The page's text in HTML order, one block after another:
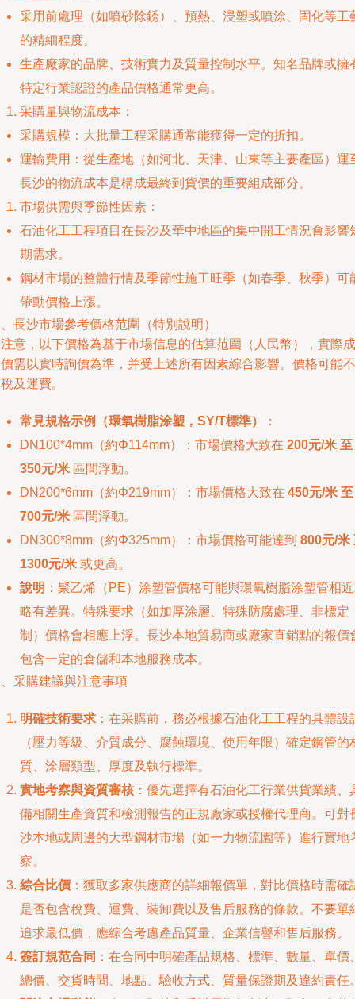
采用前處理（如噴砂除銹）、預熱、浸塑或噴涂、固化等工
的精細程度。
生產廠家的品牌、技術實力及質量控制水平。知名品牌或擁
特定行業認證的產品價格通常更高。
采購量與物流成本：
采購規模：大批量工程采購通常能獲得一定的折扣。
運輸費用：從生產地（如河北、天津、山東等主要產區）運
長沙的物流成本是構成最終到貨價的重要組成部分。
市場供需與季節性因素：
石油化工工程項目在長沙及華中地區的集中開工情況會影響
期需求。
鋼材市場的整體行情及季節性施工旺季（如春季、秋季）可
帶動價格上漲。
長沙市場參考價格范圍（特別說明）
意，以下價格為基于市場信息的估算范圍（人民幣），實際成
需以實時詢價為準，并受上述所有因素綜合影響。價格可能不
及運費。
常見規格示例（環氧樹脂涂塑，SY/T標準）
：
DN100*4mm（約Φ114mm）：市場價格大致在 200元/米 至
350元/米 區間浮動。
DN200*6mm（約Φ219mm）：市場價格大致在 450元/米 至
700元/米 區間浮動。
DN300*8mm（約Φ325mm）：市場價格可能達到 800元/米
1300元/米 或更高。
說明 ：聚乙烯（PE）涂塑管價格可能與環氧樹脂涂塑管相
略有差異。特殊要求（如加厚涂層、特殊防腐處理、非標定
制）價格會相應上浮。長沙本地貿易商或廠家直銷點的報價
包含一定的倉儲和本地服務成本。
采購建議與注意事項
明確技術要求 ：在采購前，務必根據石油化工工程的具體設
（壓力等級、介質成分、腐蝕環境、使用年限）確定鋼管的
質、涂層類型、厚度及執行標準。
實地考察與資質審核：優先選擇有石油化工行業供貨業績、
備相關生產資質和檢測報告的正規廠家或授權代理商。可對
沙本地或周邊的大型鋼材市場（如一力物流園等）進行實地
察。
綜合比價 ：獲取多家供應商的詳細報價單，對比價格時需確
是否包含稅費、運費、裝卸費以及售后服務的條款。不要單
追求最低價，應綜合考慮產品質量、企業信譽和售后服務。
簽訂規范合同 ：在合同中明確產品規格、標準、數量、單價
總價、交貨時間、地點、驗收方式、質量保證期及違約責任